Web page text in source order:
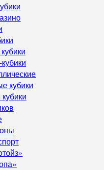
кубики